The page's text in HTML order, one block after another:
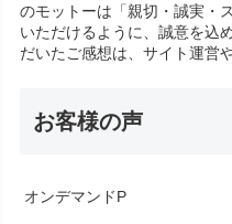
のモットーは「親切・誠実・
いただけるように、誠意を込
だいたご感想は、サイト運営
お客様の声
オンデマンドP